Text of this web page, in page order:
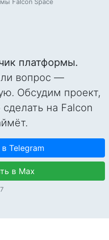
Falcon Space
платформы.
вопрос —
Обсудим проект,
на Falcon
Telegram
в Max